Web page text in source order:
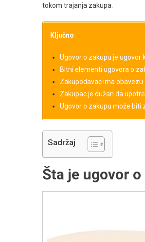
tokom trajanja zakupa.
Ključno
Ugovor o zakupu je ugovor
Bitni elementi ugovora o
Zakupodavac ima
Zakupac je dužan da
Ugovor o zakupu može biti
Sadržaj
Šta je ugovor